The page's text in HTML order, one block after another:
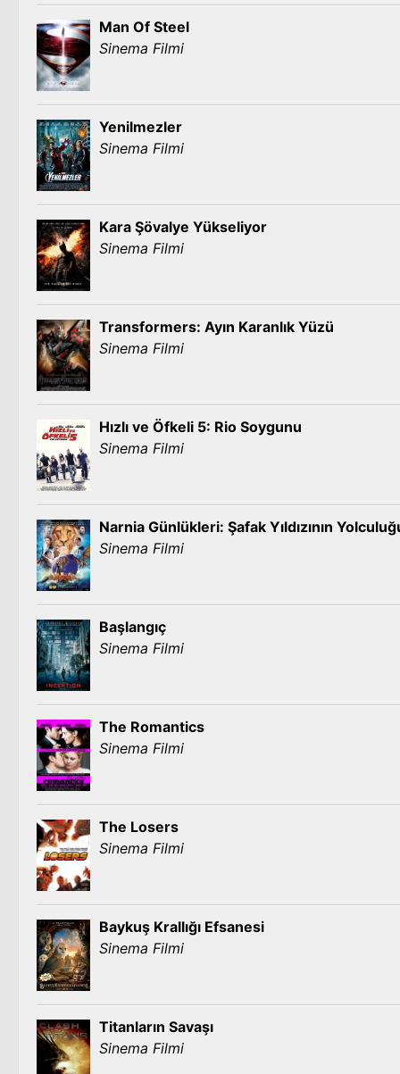
Man Of Steel
Sinema Filmi
Yenilmezler
Sinema Filmi
Kara Şövalye Yükseliyor
Sinema Filmi
Transformers: Ayın Karanlık Yüzü
Sinema Filmi
Hızlı ve Öfkeli 5: Rio Soygunu
Sinema Filmi
Narnia Günlükleri: Şafak Yıldızının
Sinema Filmi
Başlangıç
Sinema Filmi
The Romantics
Sinema Filmi
The Losers
Sinema Filmi
Baykuş Krallığı Efsanesi
Sinema Filmi
Titanların Savaşı
Sinema Filmi